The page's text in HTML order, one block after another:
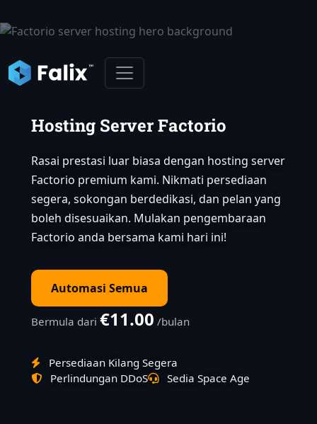
Hosting Server Factorio
Rasai prestasi luar biasa dengan hosting server
Factorio premium kami. Nikmati persediaan
segera, sokongan berdedikasi, dan pelan yang
boleh disesuaikan. Mulakan pengembaraan
Factorio anda bersama kami hari ini!
Automasi Semua
Bermula dari €11.00 /bulan
Persediaan Kilang Segera
Perlindungan DDoS
Sedia Space Age